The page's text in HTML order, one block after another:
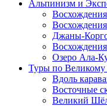
Альпинизм и
Джаны-
Озеро Ала-
Туры по
Вдоль
Восточные
Великий